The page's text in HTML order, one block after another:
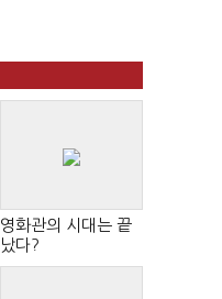
영화관의 시대는 끝
났다?